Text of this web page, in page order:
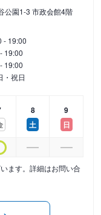
公園1-3 市政会館4階
- 19:00
19:00
19:00
・祝日
8
土
9
日
ます。詳細はお問い合